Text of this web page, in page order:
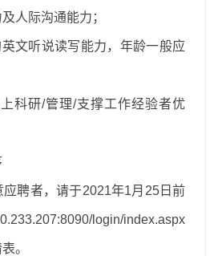
人际沟通能力；
听说读写能力，年龄一般应
科研/管理/支撑工作经验者优
者，请于2021年1月25日前
login/index.aspx
。